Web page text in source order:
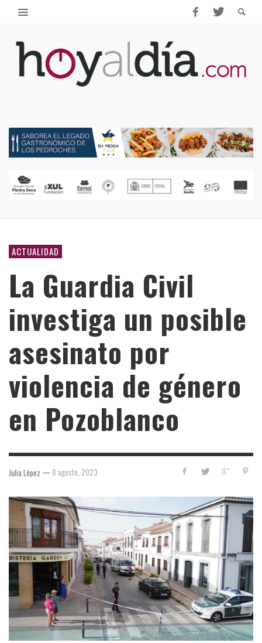
ACTUALIDAD
La Guardia Civil
investiga un posible
asesinato por
violencia de género
en Pozoblanco
Julia López — 8 agosto, 2023